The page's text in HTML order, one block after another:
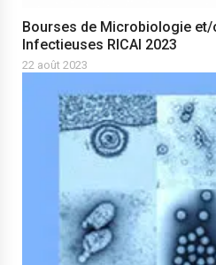
Bourses de Microbiologie et/
Infectieuses RICAI 2023
22 août 2023